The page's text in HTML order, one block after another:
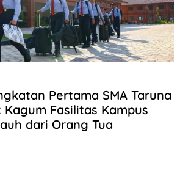
Pertama SMA Taruna
Kagum Fasilitas Kampus
dari Orang Tua